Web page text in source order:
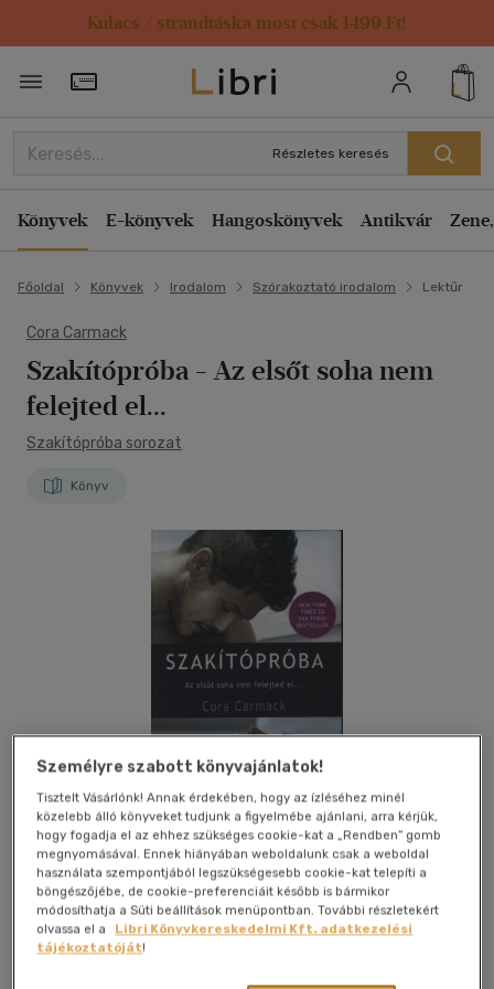
Kulacs / strandtáska most csak 1499 Ft!
Törzsvásárlói Kártya adatai
Részletes keresés
Könyvek E-könyvek Hangoskönyvek Antikvár
Főoldal Könyvek Irodalom Szórakoztató irodalom Lektűr
Cora Carmack
Szakítópróba - Az elsőt soha nem
felejted el...
Szakítópróba sorozat
Könyv
Kívánságlistához adom Megosztom
Személyre szabott könyvajánlatok!
Tisztelt Vásárlónk! Annak érdekében, hogy az ízléséhez minél
közelebb álló könyveket tudjunk a figyelmébe ajánlani, arra kérjük,
hogy fogadja el az ehhez szükséges cookie-kat a „Rendben” gomb
megnyomásával. Ennek hiányában weboldalunk csak a weboldal
használata szempontjából legszükségesebb cookie-kat telepíti a
böngészőjébe, de cookie-preferenciáit később is bármikor
módosíthatja a Süti beállítások menüpontban. További részletekért
olvassa el a
Libri Könyvkereskedelmi Kft. adatkezelési
tájékoztatóját!